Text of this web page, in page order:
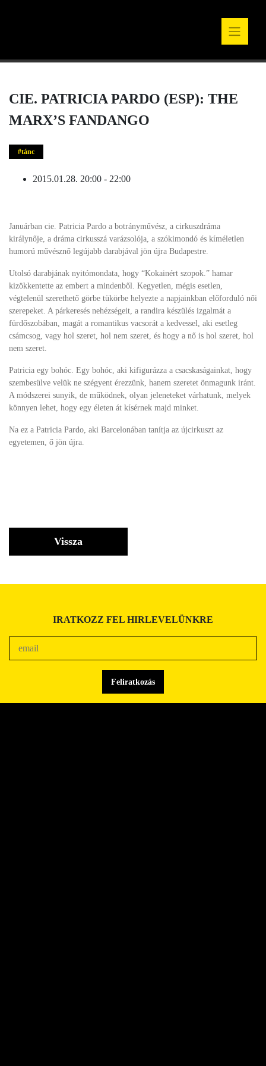
CIE. PATRICIA PARDO (ESP): THE
MARX’S FANDANGO
tánc
2015.01.28. 20:00 - 22:00
Januárban cie. Patricia Pardo a botrányművész, a cirkuszdráma
királynője, a dráma cirkusszá varázsolója, a szókimondó és kíméletlen
humorú művésznő legújabb darabjával jön újra Budapestre.
Utolsó darabjának nyitómondata, hogy “Kokainért szopok.” hamar
kizökkentette az embert a mindenből. Kegyetlen, mégis esetlen,
végtelenül szerethető görbe tükörbe helyezte a napjainkban előforduló női
szerepeket. A párkeresés nehézségeit, a randira készülés izgalmát a
fürdőszobában, magát a romantikus vacsorát a kedvessel, aki esetleg
csámcsog, vagy hol szeret, hol nem szeret, és hogy a nő is hol szeret, hol
nem szeret.
Patricia egy bohóc. Egy bohóc, aki kifigurázza a csacskaságainkat, hogy
szembesülve velük ne szégyent érezzünk, hanem szeretet önmagunk iránt.
A módszerei sunyik, de működnek, olyan jeleneteket várhatunk, melyek
könnyen lehet, hogy egy életen át kísérnek majd minket.
Na ez a Patricia Pardo, aki Barcelonában tanítja az újcirkuszt az
egyetemen, ő jön újra.
Vissza
IRATKOZZ FEL HIRLEVELÜNKRE